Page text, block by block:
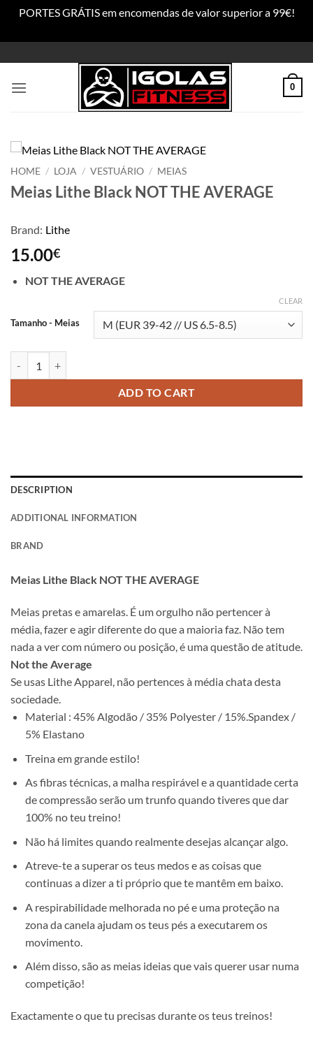
PORTES GRÁTIS em encomendas de valor superior a 99€!
to
content
0
HOME / LOJA / VESTUÁRIO / MEIAS
Meias Lithe Black NOT THE AVERAGE
Brand: Lithe
15.00€
NOT THE AVERAGE
Tamanho - Meias
CLEAR
ADD TO CART
DESCRIPTION
ADDITIONAL INFORMATION
BRAND
Meias Lithe Black NOT THE AVERAGE
Meias pretas e amarelas. É um orgulho não pertencer à
média, fazer e agir diferente do que a maioria faz. Não tem
nada a ver com número ou posição, é uma questão de atitude.
Not the Average
Se usas Lithe Apparel, não pertences à média chata desta
sociedade.
Material : 45% Algodão / 35% Polyester / 15%.Spandex /
5% Elastano
Treina em grande estilo!
As fibras técnicas, a malha respirável e a quantidade certa
de compressão serão um trunfo quando tiveres que dar
100% no teu treino!
Não há limites quando realmente desejas alcançar algo.
Atreve-te a superar os teus medos e as coisas que
continuas a dizer a ti próprio que te mantêm em baixo.
A respirabilidade melhorada no pé e uma proteção na
zona da canela ajudam os teus pés a executarem os
movimento.
Além disso, são as meias ideias que vais querer usar numa
competição!
Exactamente o que tu precisas durante os teus treinos!